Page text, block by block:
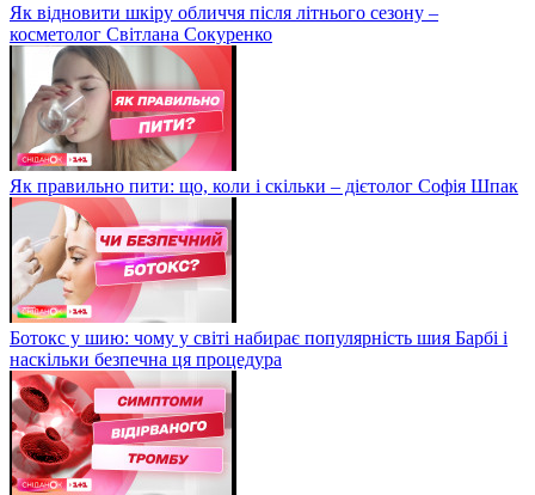
Як відновити шкіру обличчя після літнього сезону –
косметолог Світлана Сокуренко
Як правильно пити: що, коли і скільки – дієтолог Софія Шпак
Ботокс у шию: чому у світі набирає популярність шия Барбі і
наскільки безпечна ця процедура